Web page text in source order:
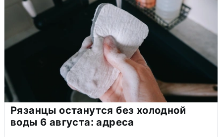
Рязанцы останутся без холодной
воды 6 августа: адреса